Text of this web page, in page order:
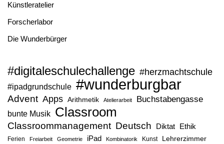
Künstleratelier
Forscherlabor
Die Wunderbürger
#digitaleschulechallenge #herzmachtschule
#ipadgrundschule #wunderburgbar
Advent Apps Arithmetik Atelierarbeit Buchstabengasse
bunte Musik Classroom
Classroommanagement Deutsch Diktat Ethik
Ferien Freiarbeit Geometrie iPad Kombinatorik Kunst Lehrerzimmer